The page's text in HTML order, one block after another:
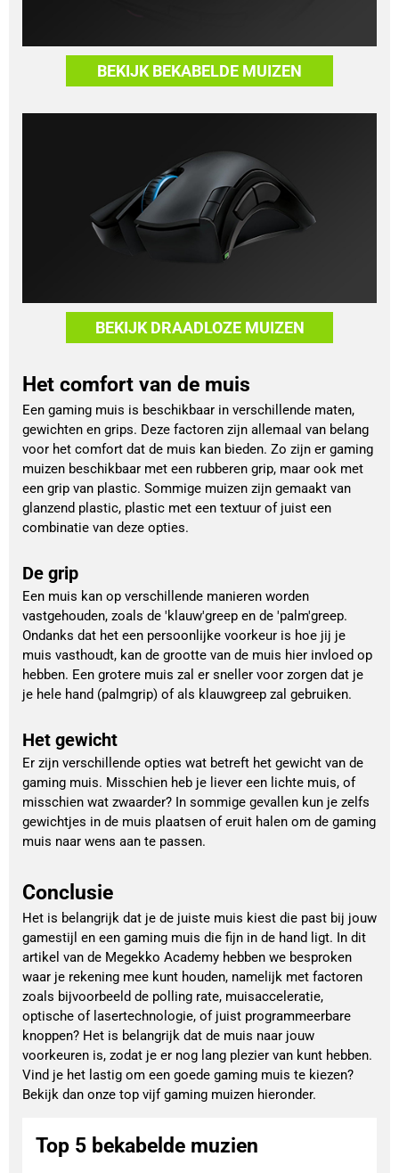
BEKIJK BEKABELDE MUIZEN
BEKIJK DRAADLOZE MUIZEN
Het comfort van de muis
Een gaming muis is beschikbaar in verschillende maten,
gewichten en grips. Deze factoren zijn allemaal van belang
voor het comfort dat de muis kan bieden. Zo zijn er gaming
muizen beschikbaar met een rubberen grip, maar ook met
een grip van plastic. Sommige muizen zijn gemaakt van
glanzend plastic, plastic met een textuur of juist een
combinatie van deze opties.
De grip
Een muis kan op verschillende manieren worden
vastgehouden, zoals de 'klauw'greep en de 'palm'greep.
Ondanks dat het een persoonlijke voorkeur is hoe jij je
muis vasthoudt, kan de grootte van de muis hier invloed op
hebben. Een grotere muis zal er sneller voor zorgen dat je
je hele hand (palmgrip) of als klauwgreep zal gebruiken.
Het gewicht
Er zijn verschillende opties wat betreft het gewicht van de
gaming muis. Misschien heb je liever een lichte muis, of
misschien wat zwaarder? In sommige gevallen kun je zelfs
gewichtjes in de muis plaatsen of eruit halen om de gaming
muis naar wens aan te passen.
Conclusie
Het is belangrijk dat je de juiste muis kiest die past bij jouw
gamestijl en een gaming muis die fijn in de hand ligt. In dit
artikel van de Megekko Academy hebben we besproken
waar je rekening mee kunt houden, namelijk met factoren
zoals bijvoorbeeld de polling rate, muisacceleratie,
optische of lasertechnologie, of juist programmeerbare
knoppen? Het is belangrijk dat de muis naar jouw
voorkeuren is, zodat je er nog lang plezier van kunt hebben.
Vind je het lastig om een goede gaming muis te kiezen?
Bekijk dan onze top vijf gaming muizen hieronder.
Top 5 bekabelde muzien